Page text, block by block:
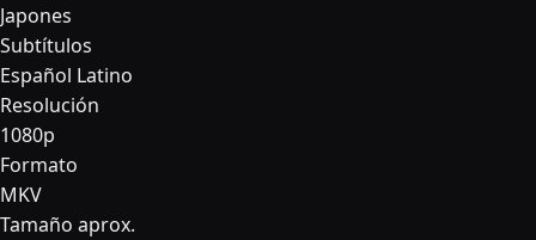
Japones
Subtítulos
Español Latino
Resolución
1080p
Formato
MKV
Tamaño aprox.